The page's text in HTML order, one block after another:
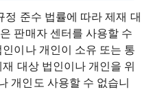
준수 법률에 따라 제재 대
판매자 센터를 사용할 수
이나 개인이 소유 또는 통
대상 법인이나 개인을 위
개인도 사용할 수 없습니